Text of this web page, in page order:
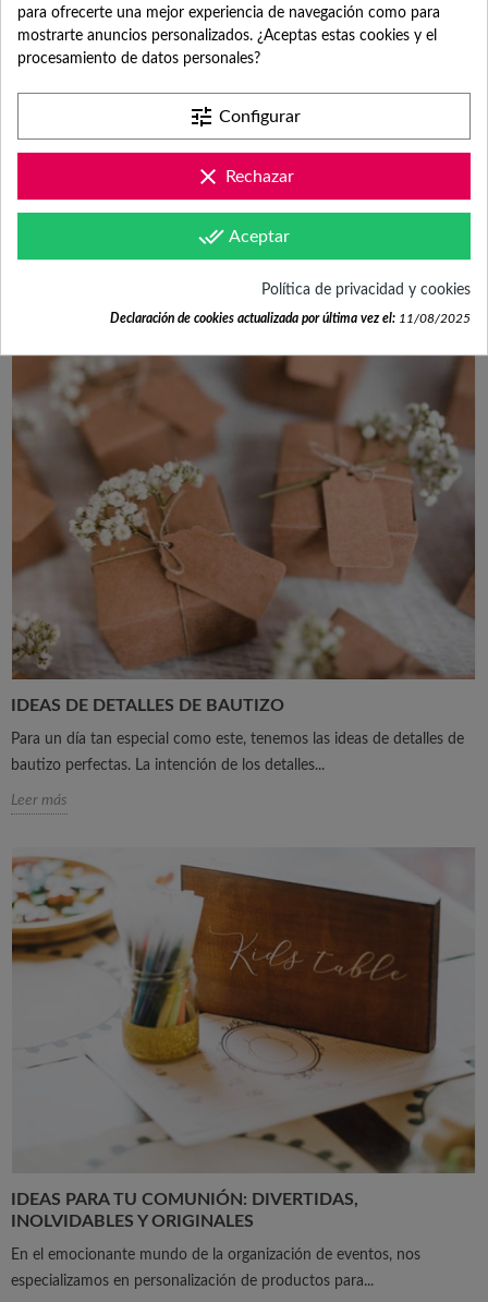
IDEAS PARA BAUTIZOS DE INVIERNO
Más personas de las que creemos celebran los bautizos en los meses
IDEAS DE DETALLES DE BAUTIZO
Para un día tan especial como este, tenemos las ideas de detalles de
bautizo perfectas. La intención de los detalles...
Leer más
IDEAS PARA TU COMUNIÓN: DIVERTIDAS,
INOLVIDABLES Y ORIGINALES
En el emocionante mundo de la organización de eventos, nos
especializamos en personalización de productos para...
para ofrecerte una mejor experiencia de navegación como para
mostrarte anuncios personalizados. ¿Aceptas estas cookies y el
procesamiento de datos personales?
tune Configurar
clear Rechazar
done_all Aceptar
Política de privacidad y cookies
Declaración de cookies actualizada por última vez el: 11/08/2025